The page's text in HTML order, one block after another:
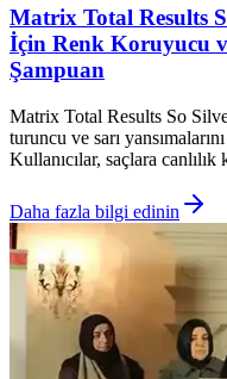
Matrix Total Results
İçin Renk Koruyucu
Şampuan
Matrix Total Results So
turuncu ve sarı
Kullanıcılar, saçlara canlılık
Daha fazla bilgi edinin